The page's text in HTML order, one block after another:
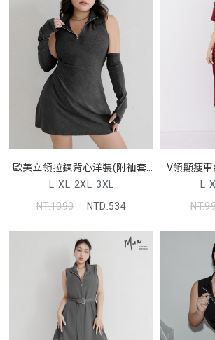
歐美立領拉鍊背心洋裝(附袖套)
MUA
L XL 2XL 3XL
NT.1090
NTD.534
V領顯瘦
L